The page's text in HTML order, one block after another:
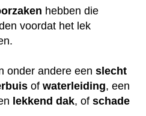
hebben die
voordat het lek
onder andere een slecht
of waterleiding, een
lekkend dak, of schade